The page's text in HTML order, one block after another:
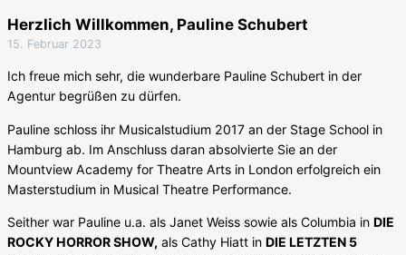
Herzlich Willkommen, Pauline Schubert
15. Februar 2023
Ich freue mich sehr, die wunderbare Pauline Schubert in der
Agentur begrüßen zu dürfen.
Pauline schloss ihr Musicalstudium 2017 an der Stage School in
Hamburg ab. Im Anschluss daran absolvierte Sie an der
Mountview Academy for Theatre Arts in London erfolgreich ein
Masterstudium in Musical Theatre Performance.
Seither war Pauline u.a. als Janet Weiss sowie als Columbia in DIE
ROCKY HORROR SHOW, als Cathy Hiatt in DIE LETZTEN 5